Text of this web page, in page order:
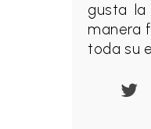
gusta la
manera
toda su